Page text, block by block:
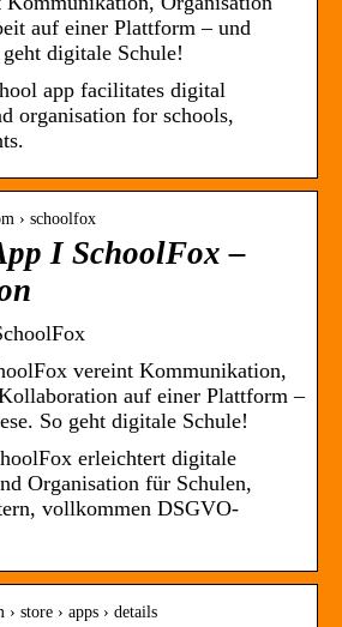
auf einer Plattform – und
digitale Schule!
app facilitates digital
organisation for schools,
› schoolfox
I SchoolFox –
vereint Kommunikation,
auf einer Plattform –
So geht digitale Schule!
erleichtert digitale
Organisation für Schulen,
vollkommen DSGVO-
store › apps › details